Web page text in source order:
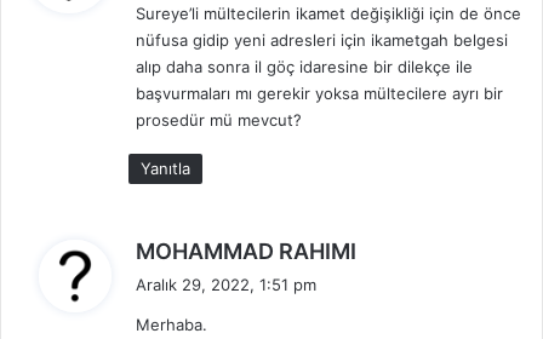
i
k
i
:
Sureye’li mültecilerin ikamet değişikliği için de önce
nüfusa gidip yeni adresleri için ikametgah belgesi
alıp daha sonra il göç idaresine bir dilekçe ile
başvurmaları mı gerekir yoksa mültecilere ayrı bir
prosedür mü mevcut?
Yanıtla
MOHAMMAD RAHIMI
Aralık 29, 2022, 1:51 pm
Merhaba.